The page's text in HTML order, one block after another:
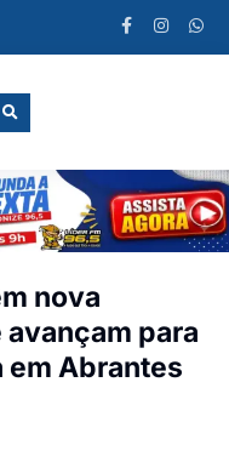
nova
avançam para
em Abrantes